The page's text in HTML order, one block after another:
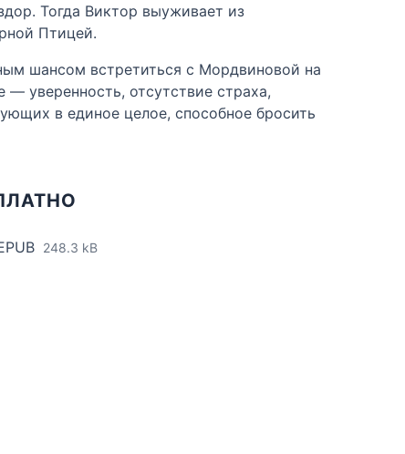
Тогда Виктор выуживает из
Птицей.
шансом встретиться с Мордвиновой на
уверенность, отсутствие страха,
в единое целое, способное бросить
248.3 kB